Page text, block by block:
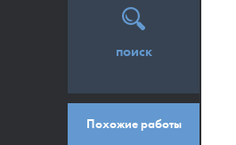
поиск
Похожие работы